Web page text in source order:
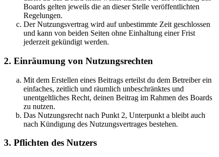
Boards gelten jeweils die an dieser Stelle veröffentlichten
Regelungen.
Der Nutzungsvertrag wird auf unbestimmte Zeit geschlossen
und kann von beiden Seiten ohne Einhaltung einer Frist
jederzeit gekündigt werden.
2. Einräumung von Nutzungsrechten
Mit dem Erstellen eines Beitrags erteilst du dem Betreiber ein
einfaches, zeitlich und räumlich unbeschränktes und
unentgeltliches Recht, deinen Beitrag im Rahmen des Boards
zu nutzen.
Das Nutzungsrecht nach Punkt 2, Unterpunkt a bleibt auch
nach Kündigung des Nutzungsvertrages bestehen.
3. Pflichten des Nutzers